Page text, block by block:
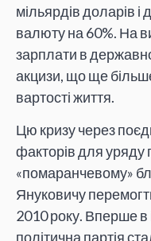
мільярдів доларів
валюту на 60%. На
зарплати в
акцизи, що ще
вартості життя.
Цю кризу через
факторів для уряду
«помаранчевому»
Януковичу
2010 року. Вперше в
політична партія